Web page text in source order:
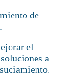
de
el
a